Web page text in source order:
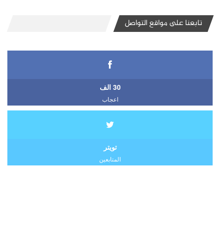
تابعنا على مواقع التواصل
30 الف
اعجاب
تويتر
المتابعين